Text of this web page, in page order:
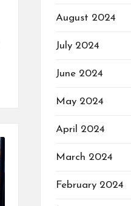
August 2024
July 2024
June 2024
May 2024
April 2024
March 2024
February 2024